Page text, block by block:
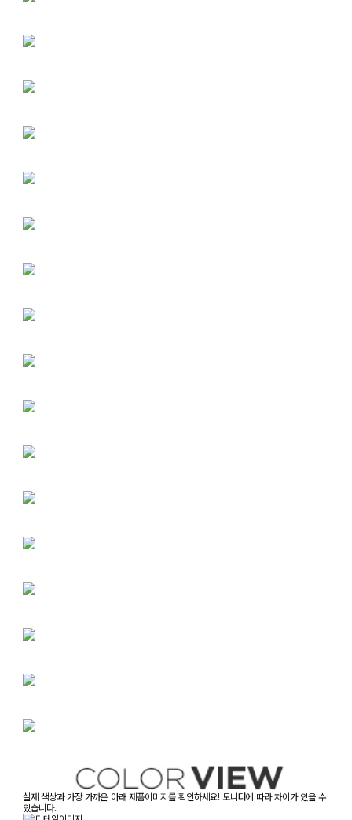
실제 색상과 가장 가까운 아래 제품이미지를 확인하세요! 모니터에 따라 차이가 있을 수
있습니다.